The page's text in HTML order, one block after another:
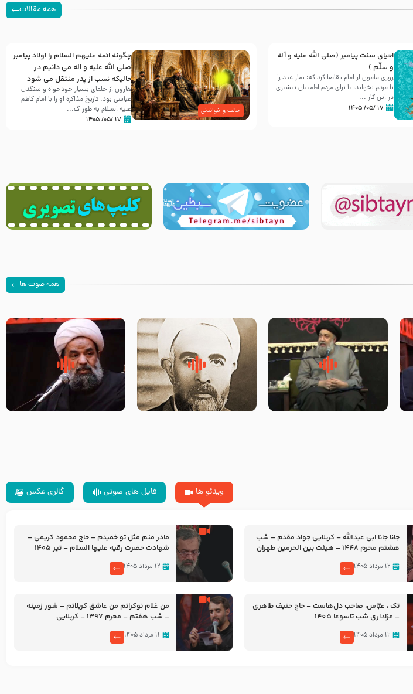
همه مقالات
احیای سنت پیامبر (صلی الله علیه و آله
و سلّم )
روزی مامون از امام تقاضا کرد که: نماز عید را
با مردم بخواند، تا برای مردم اطمینان بیشتری
در این کار ...
۱۷ /۰۵/ ۱۴۰۵ جالب و خواندنی
چگونه ائمه علیهم السلام را اولاد پیامبر
صلی الله علیه و اله می دانیم در
حالیکه نسب از پدر منتقل می شود
هارون از خلفای بسیار خودخواه و سنگدل
عباسی بود. تاریخ مذاکره او را با امام کاظم
علیه السلام به طور گ...
۱۷ /۰۵/ ۱۴۰۵
همه صوت ها
لقب حضرت رقیه سلام الله علیها
به چه معناست – حجت الاسلام
روضه‌ی مجلس یزید ملعون و
اسارت اهل‌بیت علیهم‌السلام –
سلام جوانی که امام حسین علیه
السلام خودش جوابش را دادند
ویدئو ها فایل های صوتی گالری عکس
جانا جانا ابی عبدالله – کربلایی جواد مقدم – شب
هشتم محرم 1448 – هیئت بین الحرمین طهران
۱۲ مرداد ۱۴۰۵
مادر منم مثل تو خمیدم – حاج محمود کریمی –
شهادت حضرت رقیه علیها السلام – تیر ۱۴۰۵
۱۲ مرداد ۱۴۰۵
تک ، عبّاس، صاحب دل‌هاست – حاج حنیف طاهری
– عزاداری شب تاسوعا 1405
۱۲ مرداد ۱۴۰۵
من غلام نوکراتم من عاشق کربلاتم – شور زمینه
– شب هفتم – محرم 1397 – کربلایی
۱۱ مرداد ۱۴۰۵